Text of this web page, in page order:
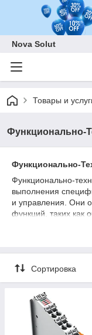
Nova Solut
Товары и
Функционально-
Функционально-
Функционально-
выполнения
и управления. Они
функций, таких как
модули позволяют
Сортировка